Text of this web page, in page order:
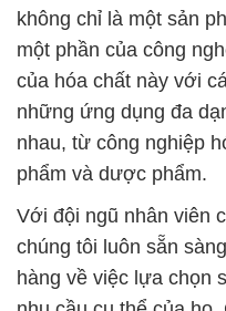
không chỉ là một sản
một phần của công
của hóa chất này với
những ứng dụng đa
nhau, từ công nghiệp
phẩm và dược phẩm.
Với đội ngũ nhân viên
chúng tôi luôn sẵn
hàng về việc lựa chọn